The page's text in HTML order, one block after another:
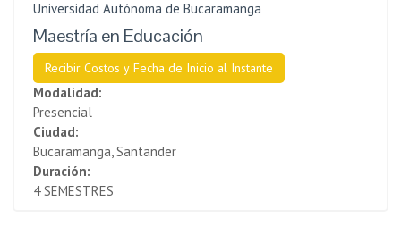
Universidad Autónoma de Bucaramanga
Maestría en Educación
Recibir Costos y Fecha de Inicio al Instante
Modalidad:
Presencial
Ciudad:
Bucaramanga, Santander
Duración:
4 SEMESTRES